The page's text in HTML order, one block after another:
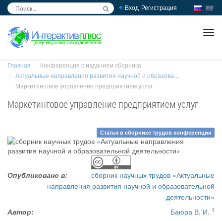
Вход Регистрация
Главная
Конференция с изданием сборника
Актуальные направления развития научной и образова...
Маркетинговое управление предприятием услуг
Маркетинговое управление предприятием услуг
Статья в сборнике трудов конференции
Опубликовано в:
сборник научных трудов «Актуальные
направления развития научной и образовательной
деятельности»
Автор:
Баюра В. И. 1